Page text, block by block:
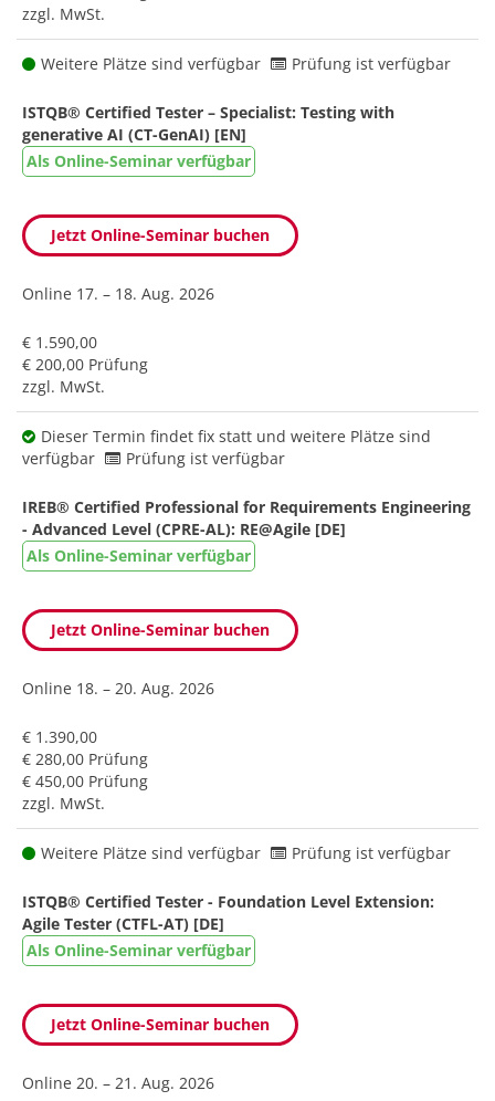
zzgl. MwSt.
Weitere Plätze sind verfügbar Prüfung ist verfügbar
ISTQB® Certified Tester – Specialist: Testing with
generative AI (CT-GenAI) [EN]
Als Online-Seminar verfügbar
Jetzt Online-Seminar buchen
Online 17. – 18. Aug. 2026
€ 1.590,00
€ 200,00 Prüfung
zzgl. MwSt.
Dieser Termin findet fix statt und weitere Plätze sind
verfügbar
Prüfung ist verfügbar
IREB® Certified Professional for Requirements Engineering
- Advanced Level (CPRE-AL): RE@Agile [DE]
Als Online-Seminar verfügbar
Jetzt Online-Seminar buchen
Online 18. – 20. Aug. 2026
€ 1.390,00
€ 280,00 Prüfung
€ 450,00 Prüfung
zzgl. MwSt.
Weitere Plätze sind verfügbar Prüfung ist verfügbar
ISTQB® Certified Tester - Foundation Level Extension:
Agile Tester (CTFL-AT) [DE]
Als Online-Seminar verfügbar
Jetzt Online-Seminar buchen
Online 20. – 21. Aug. 2026